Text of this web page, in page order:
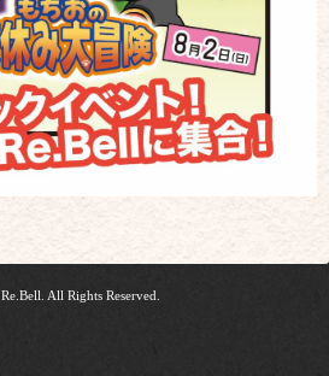
Re.Bell . All Rights Reserved.